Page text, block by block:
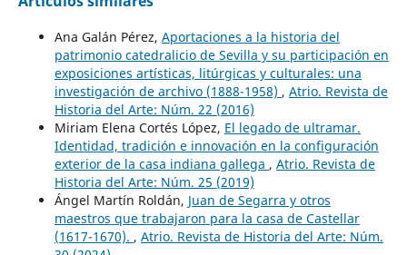
Ana Galán Pérez, Aportaciones a la historia del
patrimonio catedralicio de Sevilla y su participación en
exposiciones artísticas, litúrgicas y culturales: una
investigación de archivo (1888-1958) , Atrio. Revista de
Historia del Arte: Núm. 22 (2016)
Miriam Elena Cortés López, El legado de ultramar.
Identidad, tradición e innovación en la configuración
exterior de la casa indiana gallega , Atrio. Revista de
Historia del Arte: Núm. 25 (2019)
Ángel Martín Roldán, Juan de Segarra y otros
maestros que trabajaron para la casa de Castellar
(1617-1670). , Atrio. Revista de Historia del Arte: Núm.